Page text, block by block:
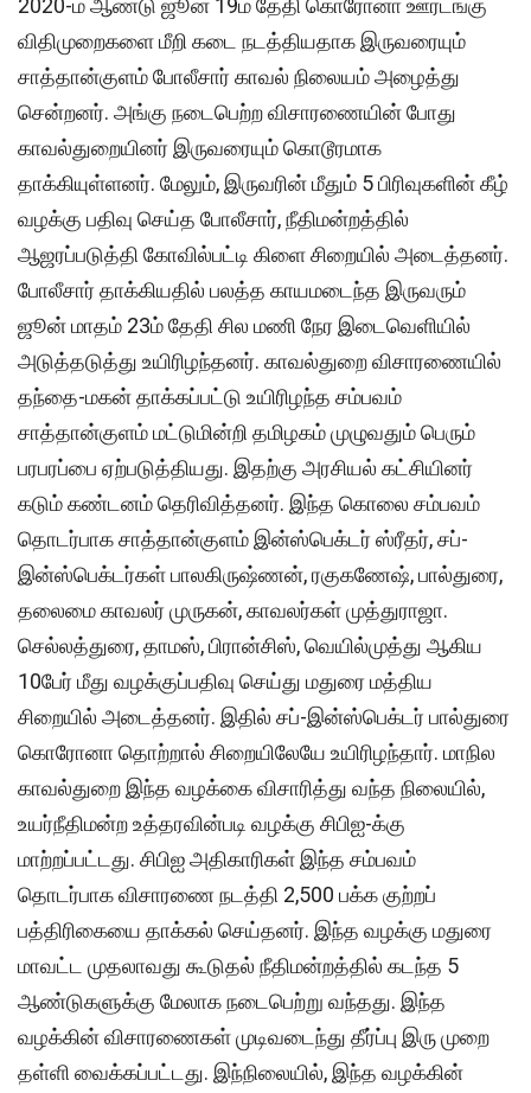
2020-ம் ஆண்டு ஜூன் 19ம் தேதி கொரோனா ஊரடங்கு
விதிமுறைகளை மீறி கடை நடத்தியதாக இருவரையும்
சாத்தான்குளம் போலீசார் காவல் நிலையம் அழைத்து
சென்றனர். அங்கு நடைபெற்ற விசாரணையின் போது
காவல்துறையினர் இருவரையும் கொடூரமாக
தாக்கியுள்ளனர். மேலும், இருவரின் மீதும் 5 பிரிவுகளின் கீழ்
வழக்கு பதிவு செய்த போலீசார், நீதிமன்றத்தில்
ஆஜரப்படுத்தி கோவில்பட்டி கிளை சிறையில் அடைத்தனர்.
போலீசார் தாக்கியதில் பலத்த காயமடைந்த இருவரும்
ஜூன் மாதம் 23ம் தேதி சில மணி நேர இடைவெளியில்
அடுத்தடுத்து உயிரிழந்தனர். காவல்துறை விசாரணையில்
தந்தை-மகன் தாக்கப்பட்டு உயிரிழந்த சம்பவம்
சாத்தான்குளம் மட்டுமின்றி தமிழகம் முழுவதும் பெரும்
பரபரப்பை ஏற்படுத்தியது. இதற்கு அரசியல் கட்சியினர்
கடும் கண்டனம் தெரிவித்தனர். இந்த கொலை சம்பவம்
தொடர்பாக சாத்தான்குளம் இன்ஸ்பெக்டர் ஸ்ரீதர், சப்-
இன்ஸ்பெக்டர்கள் பாலகிருஷ்ணன், ரகுகணேஷ், பால்துரை,
தலைமை காவலர் முருகன், காவலர்கள் முத்துராஜா.
செல்லத்துரை, தாமஸ், பிரான்சிஸ், வெயில்முத்து ஆகிய
10பேர் மீது வழக்குப்பதிவு செய்து மதுரை மத்திய
சிறையில் அடைத்தனர். இதில் சப்-இன்ஸ்பெக்டர் பால்துரை
கொரோனா தொற்றால் சிறையிலேயே உயிரிழந்தார். மாநில
காவல்துறை இந்த வழக்கை விசாரித்து வந்த நிலையில்,
உயர்நீதிமன்ற உத்தரவின்படி வழக்கு சிபிஐ-க்கு
மாற்றப்பட்டது. சிபிஐ அதிகாரிகள் இந்த சம்பவம்
தொடர்பாக விசாரணை நடத்தி 2,500 பக்க குற்றப்
பத்திரிகையை தாக்கல் செய்தனர். இந்த வழக்கு மதுரை
மாவட்ட முதலாவது கூடுதல் நீதிமன்றத்தில் கடந்த 5
ஆண்டுகளுக்கு மேலாக நடைபெற்று வந்தது. இந்த
வழக்கின் விசாரணைகள் முடிவடைந்து தீர்ப்பு இரு முறை
தள்ளி வைக்கப்பட்டது. இந்நிலையில், இந்த வழக்கின்